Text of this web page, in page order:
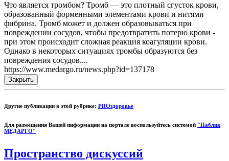
Что является тромбом? Тромб — это плотный сгусток крови,
образованный форменными элементами крови и нитями
фибрина. Тромб может и должен образовываться при
повреждении сосудов, чтобы предотвратить потерю крови -
при этом происходит сложная реакция коагуляции крови.
Однако в некоторых ситуациях тромбы образуются без
повреждения сосудов....
https://www.medargo.ru/news.php?id=137178
Закрыть
Другие публикации в этой рубрике: PROздоровье
Для размещения Вашей информации на портале воспользуйтесь системой "Паблик
МЕДАРГО"
Пространство дискуссий